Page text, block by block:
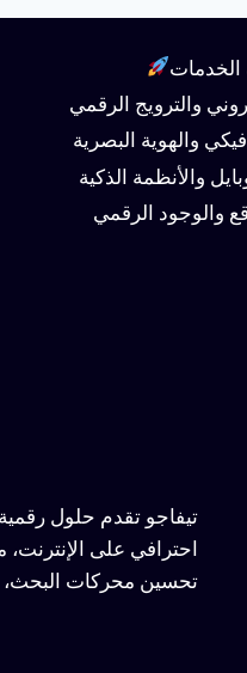
الخدمات
والترويج الرقمي
والهوية البصرية
والأنظمة الذكية
والوجود الرقمي
تيفاجو تقدم حلول
احترافي على
تحسين محركات البحث،